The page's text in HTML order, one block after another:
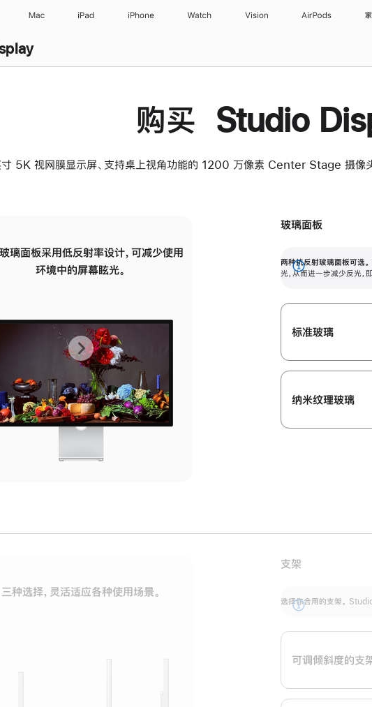
Mac iPad iPhone Watch Vision AirPods
购买 Studio
5K 视网膜显示屏、支持桌上视角功能的 1200 万像素 Center Stage 摄像头
璃面板采用低反射率设计，可减少使用
环境中的屏幕眩光。
有高亮光源的场所使用，也能保持出
上
一
张
图
面
下
一
张
图
面
玻璃面板
两种抗反射玻璃面板可选。
光，从而进一步减少反光，
展
标准玻璃
纳米纹理玻璃
三种选择，灵活适应各种使用场景。
调节范围。
支架
选择你合用的支架。
展
开
可调倾斜度的支